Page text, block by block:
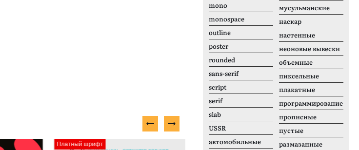
Платный шрифт Платный шрифт
mono
monospace
outline
poster
rounded
sans-serif
script
serif
slab
USSR
автомобильные
мусульманские
наскар
настенные
неоновые вывески
объемные
пиксельные
плакатные
программирование
прописные
пустые
размазанные